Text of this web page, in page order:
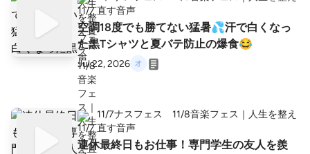
直す音声
空調18度でも勝てない猛暑💦汗で白くなっ
た黒Tシャツと夏バテ防止の爆食😂
Jul 22, 2026
11/7ナスフェス 11/8音楽フェス｜人生を整え
直す音声
連休最終日もお仕事！専門学生の友人を羨